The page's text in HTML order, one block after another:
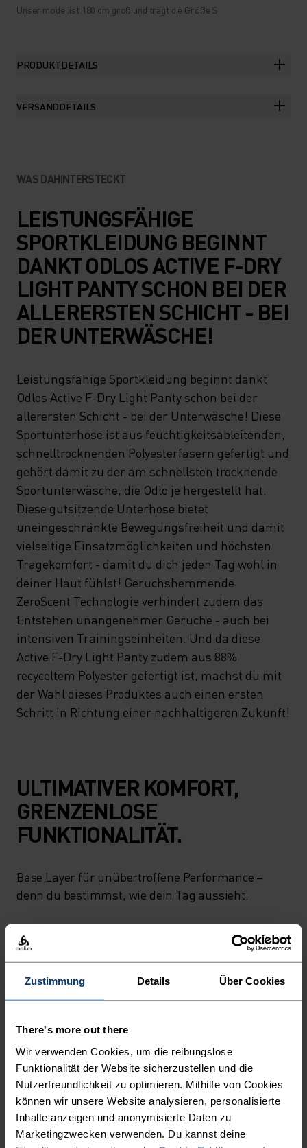
Zustimmung Details Über Cookies
There's more out there
Wir verwenden Cookies, um die reibungslose
Funktionalität der Website sicherzustellen und die
Nutzerfreundlichkeit zu optimieren. Mithilfe von Cookies
können wir unsere Website analysieren, personalisierte
Inhalte anzeigen und anonymisierte Daten zu
Marketingzwecken verwenden. Du kannst deine
Unser model ist 180 cm groß und trägt die Größe S.
PRODUKTDETAILS
VERSANDDETAILS
WAS DAHINTERSTECKT
LEISTUNGSFÄHIGE
SPORTKLEIDUNG BEGINNT
DANKT ODLOS ACTIVE F-DRY
LIGHT PANTY SCHON BEI DER
ALLERERSTEN SCHICHT - BEI
DER UNTERWÄSCHE!
Leistungsfähige Sportkleidung beginnt dankt
Odlos Active F-Dry Light Panty schon bei der
allerersten Schicht - bei der Unterwäsche! Diese
Sportunterhose ist aus feuchtigkeitsableitenden,
schnelltrocknenden Polyesterfasern gefertigt und
gehört damit zu der am schnellsten trocknende
Sportunterwäsche, die Odlo je hergestellt hat.
Diese gutsitzende Unterhose bietet
uneingeschränkte Bewegungsfreiheit und damit
vielseitige Einsatzmöglichkeiten und höchsten
Tragekomfort - damit du dich jeden Tag wohl in
deiner Haut fühlst! Geruchshemmende
ZeroScent Technologie verhindert zudem das
Entstehen unangenehmer Gerüche - auch bei
intensiven Trainingseinheiten. Und da diese
Active F-Dry Light Panty zudem aus 88%
recyceltem Polyester gefertigt ist, machst du mit
der Wahl dieses Produktes auch einen ersten
Schritt in Richtung einer nachhaltigeren Zukunft!
ULTIMATIVER KOMFORT,
GRENZENLOSE
FUNKTIONALITÄT.
Base Layer für unübertroffene Performance –
denn du bestimmst, wie dein Tag aussieht.
AKTIVITÄTSNIVEAU
AKTIVITÄTSART
ALLES MODERATE AKTIVITÄTEN
Wandern - Casual Comfort
MATERIALEIGENSCHAFTEN
SYNTHETISCH
MERINO